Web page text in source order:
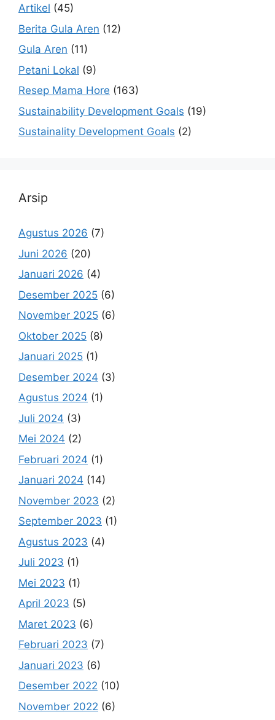
Artikel (45)
Berita Gula Aren (12)
Gula Aren (11)
Petani Lokal (9)
Resep Mama Hore (163)
Sustainability Development Goals (19)
Sustainality Development Goals (2)
Arsip
Agustus 2026 (7)
Juni 2026 (20)
Januari 2026 (4)
Desember 2025 (6)
November 2025 (6)
Oktober 2025 (8)
Januari 2025 (1)
Desember 2024 (3)
Agustus 2024 (1)
Juli 2024 (3)
Mei 2024 (2)
Februari 2024 (1)
Januari 2024 (14)
November 2023 (2)
September 2023 (1)
Agustus 2023 (4)
Juli 2023 (1)
Mei 2023 (1)
April 2023 (5)
Maret 2023 (6)
Februari 2023 (7)
Januari 2023 (6)
Desember 2022 (10)
November 2022 (6)